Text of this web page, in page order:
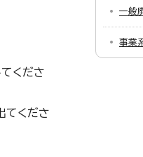
くださ
てくださ
一般
事業